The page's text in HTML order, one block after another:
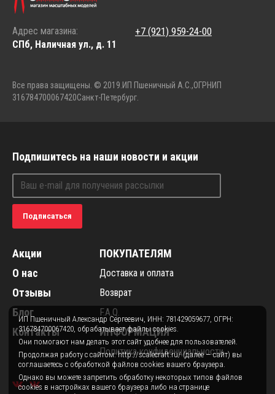
Адрес магазина:
СПб, Наличная ул., д. 11
+7 (921) 959-24-00
Все права защищены. © 2019. ИП Пшеничный А.С.,ОГРНИП
316784700067420Санкт-Петербург.
Подпишитесь на наши новости и акции
Подписаться
Акции
О нас
Отзывы
Блог
Контакты
ПОКУПАТЕЛЯМ
Доставка и оплата
Возврат
F.A.Q.
ИНФОРМАЦИЯ
Политика конфиденциальности
ИП Пшеничный Александр Сергеевич, ИНН: 781429059677, ОГРН:
316784700067420, обрабатывает файлы cookies.
Они помогают нам делать этот сайт удобнее для пользователей.
Продолжая работу с сайтом: http://scalecraft.ru/ (далее — сайт) вы
соглашаетесь с обработкой файлов cookies вашего браузера.
Однако вы можете запретить обработку некоторых типов файлов
cookies в настройках вашего браузера либо на странице